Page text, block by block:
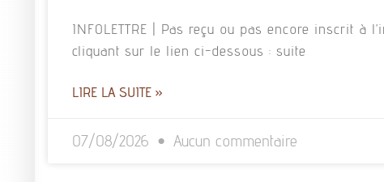
INFOLETTRE | Pas reçu ou pas encore inscrit à
cliquant sur le lien ci-dessous : suite
LIRE LA SUITE »
07/08/2026 Aucun commentaire